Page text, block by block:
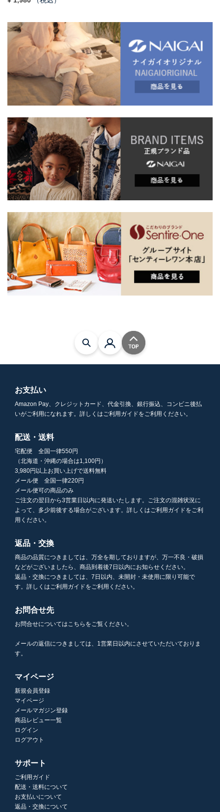
お支払い
Amazon Pay、クレジットカード、代金引換、銀行振込、コンビニ後払
いがご利用になれます。詳しくはご利用ガイドをご利用ください。
配送・送料
宅配便 全国一律550円
（北海道・沖縄の場合は1,100円）
3,980円以上お買い上げで送料無料
メール便 全国一律220円
メール便可の商品のみ
ご注文の翌日から3営業日以内に発送いたします。ご注文の混雑状況に
よって、多少前後する場合がございます。詳しくはご利用ガイドをご利
用ください。
返品・交換
商品の品質につきましては、万全を期しておりますが、万一不良・破損
などがございましたら、商品到着後7日以内にお知らせください。
返品・交換につきましては、7日以内、未開封・未使用に限り可能で
す。詳しくはご利用ガイドをご利用ください。
お問合せ先
お問合せについてはこちらをご覧ください。
メールの返信につきましては、1営業日以内にさせていただいておりま
す。
マイページ
新規会員登録
マイページ
メールマガジン登録
商品レビュー一覧
ログイン
ログアウト
サポート
ご利用ガイド
配送・送料について
お支払いについて
返品・交換について